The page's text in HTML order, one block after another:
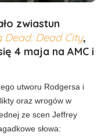
zwiastun
Dead: Dead City,
4 maja na AMC i
utworu Rodgersa i
oraz wrogów w
ze scen Jeffrey
słowa: